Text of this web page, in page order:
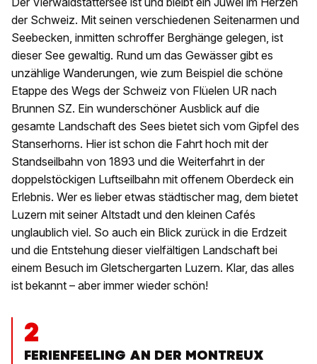
der Schweiz. Mit seinen verschiedenen Seitenarmen und
Seebecken, inmitten schroffer Berghänge gelegen, ist
dieser See gewaltig. Rund um das Gewässer gibt es
unzählige Wanderungen, wie zum Beispiel die schöne
Etappe des Wegs der Schweiz von Flüelen UR nach
Brunnen SZ. Ein wunderschöner Ausblick auf die
gesamte Landschaft des Sees bietet sich vom Gipfel des
Stanserhorns. Hier ist schon die Fahrt hoch mit der
Standseilbahn von 1893 und die Weiterfahrt in der
doppelstöckigen Luftseilbahn mit offenem Oberdeck ein
Erlebnis. Wer es lieber etwas städtischer mag, dem bietet
Luzern mit seiner Altstadt und den kleinen Cafés
unglaublich viel. So auch ein Blick zurück in die Erdzeit
und die Entstehung dieser vielfältigen Landschaft bei
einem Besuch im Gletschergarten Luzern. Klar, das alles
ist bekannt – aber immer wieder schön!
2
FERIENFEELING AN DER MONTREUX